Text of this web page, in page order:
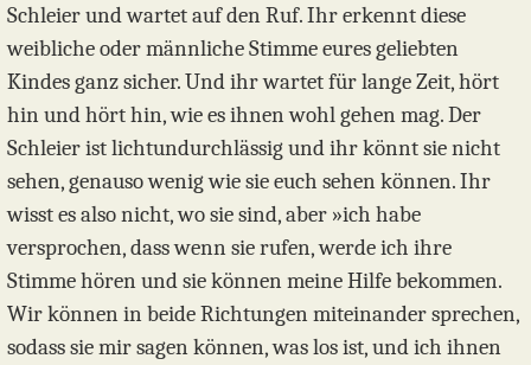
Schleier und wartet auf den Ruf. Ihr erkennt diese
weibliche oder männliche Stimme eures geliebten
Kindes ganz sicher. Und ihr wartet für lange Zeit, hört
hin und hört hin, wie es ihnen wohl gehen mag. Der
Schleier ist lichtundurchlässig und ihr könnt sie nicht
sehen, genauso wenig wie sie euch sehen können. Ihr
wisst es also nicht, wo sie sind, aber »ich habe
versprochen, dass wenn sie rufen, werde ich ihre
Stimme hören und sie können meine Hilfe bekommen.
Wir können in beide Richtungen miteinander sprechen,
sodass sie mir sagen können, was los ist, und ich ihnen